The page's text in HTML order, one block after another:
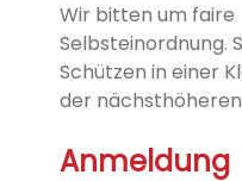
Wir bitten um faire
Selbsteinordnung.
Schützen in einer
der
Anmeldung